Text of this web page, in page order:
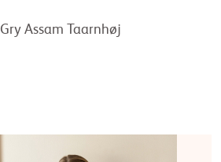
Gry Assam Taarnhøj